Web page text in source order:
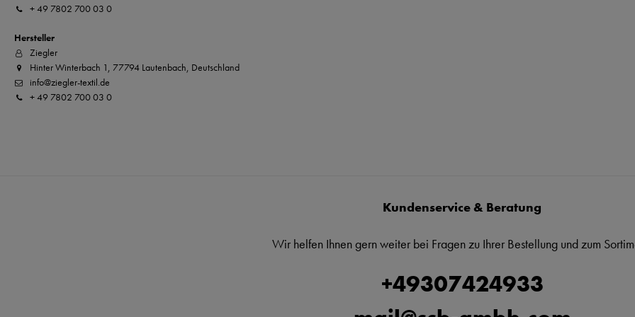
+ 49 7802 700 03 0
Hersteller
Ziegler
Hinter Winterbach 1, 77794 Lautenbach, Deutschland
info@ziegler-textil.de
+ 49 7802 700 03 0
Kundenservice & Beratung
Wir helfen Ihnen gern weiter bei Fragen zu Ihrer Bestellung und zum
+49307424933